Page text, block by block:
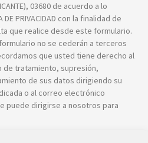
03680 de acuerdo a lo
PRIVACIDAD con la finalidad de
que realice desde este formulario.
no se cederán a terceros
que usted tiene derecho al
de tratamiento, supresión,
de sus datos dirigiendo su
o al correo electrónico
puede dirigirse a nosotros para